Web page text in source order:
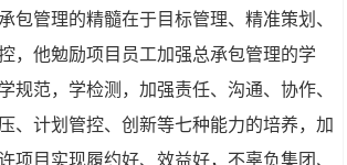
包管理的精髓在于目标管理、精准策划、
，他勉励项目员工加强总承包管理的学
规范，学检测，加强责任、沟通、协作、
、计划管控、创新等七种能力的培养，加
项目实现履约好、效益好，不辜负集团、